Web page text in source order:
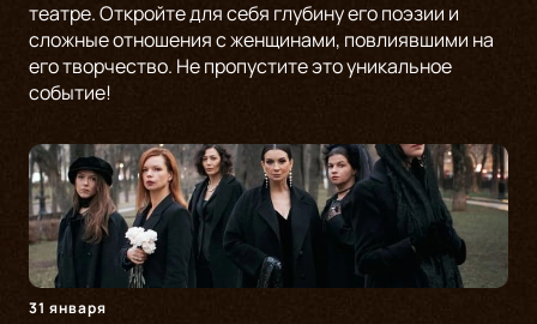
театре. Откройте для себя глубину его поэзии и
сложные отношения с женщинами, повлиявшими на
его творчество. Не пропустите это уникальное
событие!
31 января